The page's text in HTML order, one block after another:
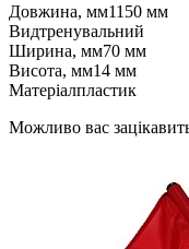
Довжина, мм1150 мм
Видтренувальний
Ширина, мм70 мм
Висота, мм14 мм
Матеріалпластик
Можливо вас